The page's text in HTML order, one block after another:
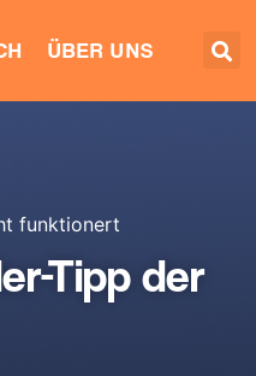
ÜBER UNS
funktionert
Tipp der